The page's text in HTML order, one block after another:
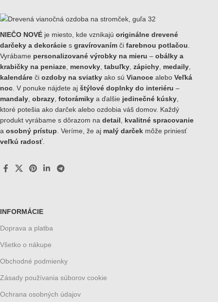
NIEČO NOVÉ je miesto, kde vznikajú originálne drevené
darčeky a dekorácie s gravírovaním či farebnou potlačou
Vyrábame personalizované výrobky na mieru – obálky a
krabičky na peniaze menovky tabuľky zápichy medaily
kalendáre či ozdoby na sviatky ako sú Vianoce alebo Veľká
noc . V ponuke nájdete aj štýlové doplnky do interiéru –
mandaly obrazy fotorámiky a ďalšie jedinečné kúsky
ktoré potešia ako darček alebo ozdobia váš domov. Každý
produkt vyrábame s dôrazom na detail
kvalitné spracovanie
a osobný prístup . Veríme, že aj malý darček môže priniesť
veľkú radosť
INFORMÁCIE
Doprava a platba
Všetko o nákupe
Obchodné podmienky
Zásady používania súborov cookie
Ochrana osobných údajov